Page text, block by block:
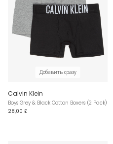
Добавить сразу
Calvin Klein
Boys Grey & Black Cotton Boxers (2 Pack)
28,00 £